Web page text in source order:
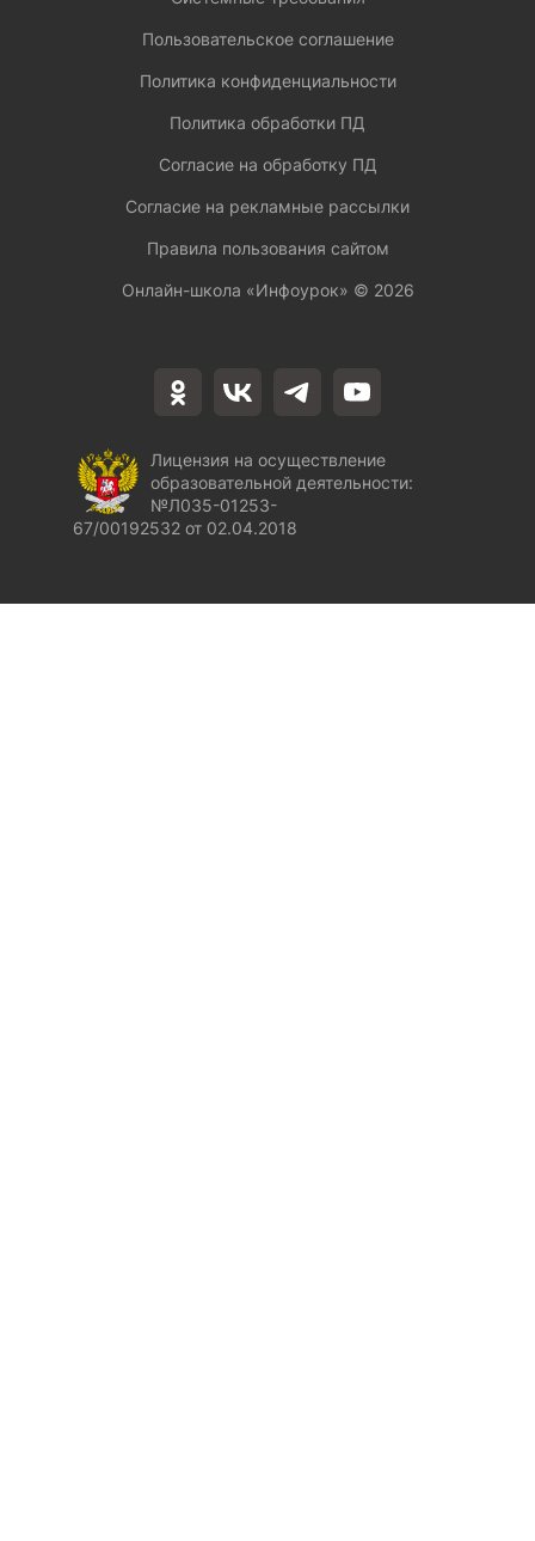
Лицензия на осуществление
образовательной деятельности:
№Л035-01253-
67/00192532 от 02.04.2018
Пользовательское соглашение
Политика конфиденциальности
Политика обработки ПД
Согласие на обработку ПД
Согласие на рекламные рассылки
Правила пользования сайтом
Онлайн-школа «Инфоурок» © 2026